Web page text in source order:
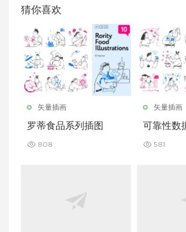
猜你喜欢
矢量插画
罗蒂食品系列插图
808
矢量插画
可靠性数
581